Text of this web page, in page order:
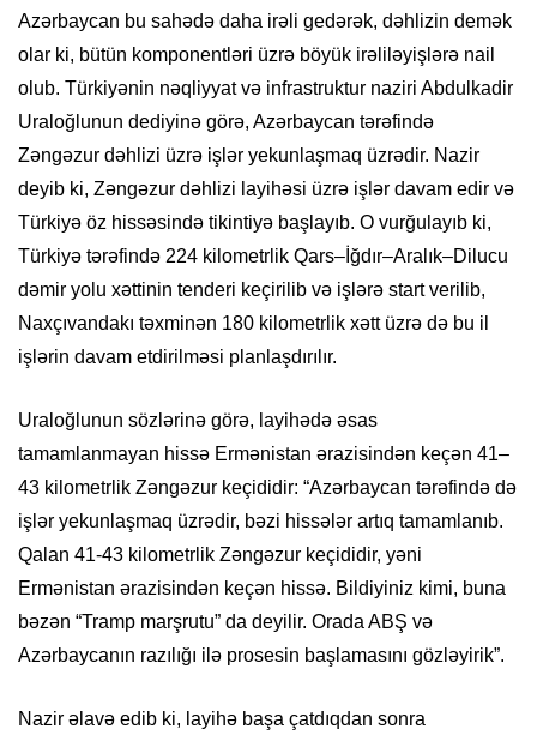
Azərbaycan bu sahədə daha irəli gedərək, dəhlizin demək
olar ki, bütün komponentləri üzrə böyük irəliləyişlərə nail
olub. Türkiyənin nəqliyyat və infrastruktur naziri Abdulkadir
Uraloğlunun dediyinə görə, Azərbaycan tərəfində
Zəngəzur dəhlizi üzrə işlər yekunlaşmaq üzrədir. Nazir
deyib ki, Zəngəzur dəhlizi layihəsi üzrə işlər davam edir və
Türkiyə öz hissəsində tikintiyə başlayıb. O vurğulayıb ki,
Türkiyə tərəfində 224 kilometrlik Qars–İğdır–Aralık–Dilucu
dəmir yolu xəttinin tenderi keçirilib və işlərə start verilib,
Naxçıvandakı təxminən 180 kilometrlik xətt üzrə də bu il
işlərin davam etdirilməsi planlaşdırılır.
Uraloğlunun sözlərinə görə, layihədə əsas
tamamlanmayan hissə Ermənistan ərazisindən keçən 41–
43 kilometrlik Zəngəzur keçididir: “Azərbaycan tərəfində də
işlər yekunlaşmaq üzrədir, bəzi hissələr artıq tamamlanıb.
Qalan 41-43 kilometrlik Zəngəzur keçididir, yəni
Ermənistan ərazisindən keçən hissə. Bildiyiniz kimi, buna
bəzən “Tramp marşrutu” da deyilir. Orada ABŞ və
Azərbaycanın razılığı ilə prosesin başlamasını gözləyirik”.
Nazir əlavə edib ki, layihə başa çatdıqdan sonra